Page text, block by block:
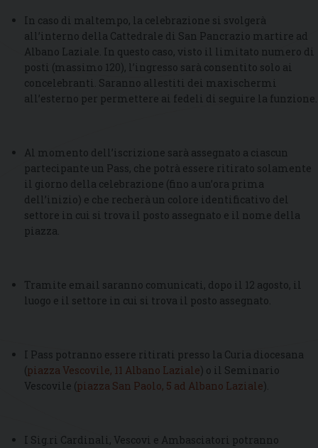
In caso di maltempo, la celebrazione si svolgerà
all’interno della Cattedrale di San Pancrazio martire ad
Albano Laziale. In questo caso, visto il limitato numero di
posti (massimo 120), l’ingresso sarà consentito solo ai
concelebranti. Saranno allestiti dei maxischermi
all’esterno per permettere ai fedeli di seguire la funzione.
Al momento dell’iscrizione sarà assegnato a ciascun
partecipante un Pass, che potrà essere ritirato solamente
il giorno della celebrazione (fino a un’ora prima
dell’inizio) e che recherà un colore identificativo del
settore in cui si trova il posto assegnato e il nome della
piazza.
Tramite email saranno comunicati, dopo il 12 agosto, il
luogo e il settore in cui si trova il posto assegnato.
I Pass potranno essere ritirati presso la Curia diocesana
(piazza Vescovile, 11 Albano Laziale) o il Seminario
Vescovile (piazza San Paolo, 5 ad Albano Laziale).
I Sig.ri Cardinali, Vescovi e Ambasciatori potranno